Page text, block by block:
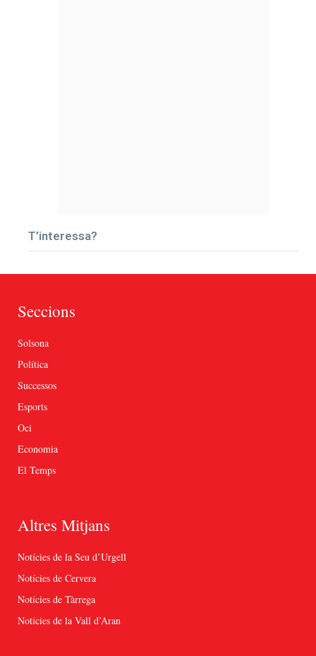
T’interessa?
Seccions
Solsona
Política
Successos
Esports
Oci
Economia
El Temps
Altres Mitjans
Notícies de la Seu d’Urgell
Notícies de Cervera
Notícies de Tàrrega
Notícies de la Vall d’Aran